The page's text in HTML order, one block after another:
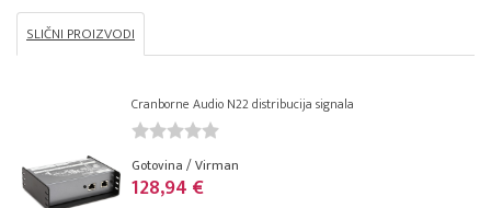
SLIČNI PROIZVODI
Cranborne Audio N22 distribucija signala
Gotovina / Virman
128,94 €